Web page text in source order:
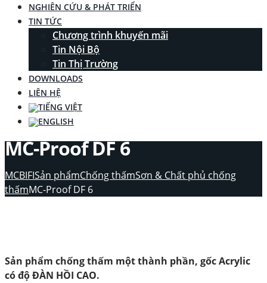
NGHIÊN CỨU & PHÁT TRIỂN
TIN TỨC
Chương trình khuyến mãi
Tin Nội Bộ
Tin Thị Trường
DOWNLOADS
LIÊN HỆ
MC-Proof DF 6
MCBIFISản phẩmChống thấmSơn & Chất phủ chống
thấmMC-Proof DF 6
Sản phẩm chống thấm một thành phần, gốc Acrylic
có độ ĐÀN HỒI CAO.